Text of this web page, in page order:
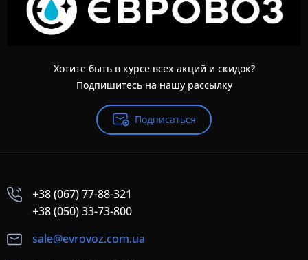
Хотите быть в курсе всех акций и скидок?
Подпишитесь на нашу рассылку
Подписаться
+38 (067) 77-88-321
+38 (050) 33-73-800
sale@evrovoz.com.ua